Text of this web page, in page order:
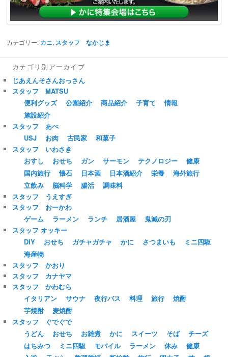
カテゴリー: カニ, スタッフ なかじま
カテゴリ別アーカイブ
じあえんそさんおっさん
スタッフ MATSU
便利グッズ
公園紹介 商品紹介 子育て
情報
施設紹介
スタッフ あべ
USJ
お肉 古民家
和菓子
スタッフ いわさき
おすし
おせち ガン サーモン テクノロジー
健康
国内旅行
懐石 日本酒 日本酒紹介 栄養
海外旅行
立飲み
脳科学 腸活
調味料
スタッフ うえすぎ
スタッフ おーかわ
ゲーム
ラーメン ランチ 居酒屋
鬼滅の刃
スタッフ オッキー
DIY
おせち ガチャガチャ かに さつまいも
ミニ四駆
海産物
スタッフ かおり
スタッフ カナヤマ
スタッフ かわむら
イタリアン
サウナ 夜行バス 料理 旅行
焼酎
芋焼酎
麦焼酎
スタッフ ぐでぐで
うどん
おせち お雑煮 かに スイーツ そば
チーズ
はちみつ
ミニ四駆 モバイル ラーメン 休み
健康